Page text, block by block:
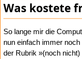
Was kostete
So lange mir die
nun einfach immer
der Rubrik »(noch